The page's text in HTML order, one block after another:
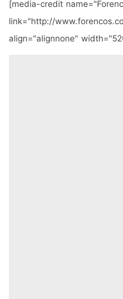
[media-credit
link="http://
align="alignnone"